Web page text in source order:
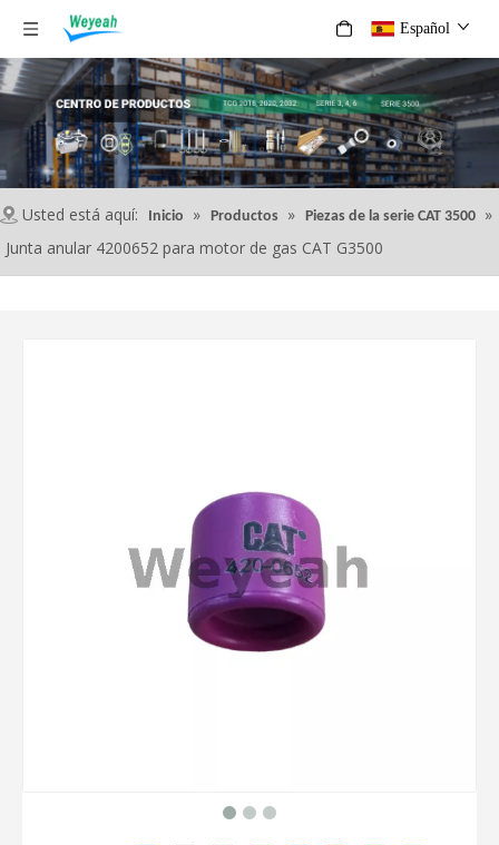
Español
Usted está aquí: Inicio » Productos » Piezas de la serie CAT 3500 »
Junta anular 4200652 para motor de gas CAT G3500